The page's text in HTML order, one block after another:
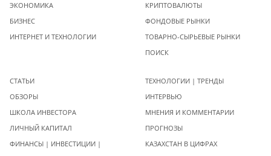
ЭКОНОМИКА
БИЗНЕС
ИНТЕРНЕТ И ТЕХНОЛОГИИ
КРИПТОВАЛЮТЫ
ФОНДОВЫЕ РЫНКИ
ТОВАРНО-СЫРЬЕВЫЕ РЫНКИ
ПОИСК
СТАТЬИ
ОБЗОРЫ
ШКОЛА ИНВЕСТОРА
ЛИЧНЫЙ КАПИТАЛ
ФИНАНСЫ | ИНВЕСТИЦИИ |
ТЕХНОЛОГИИ | ТРЕНДЫ
ИНТЕРВЬЮ
МНЕНИЯ И КОММЕНТАРИИ
ПРОГНОЗЫ
КАЗАХСТАН В ЦИФРАХ